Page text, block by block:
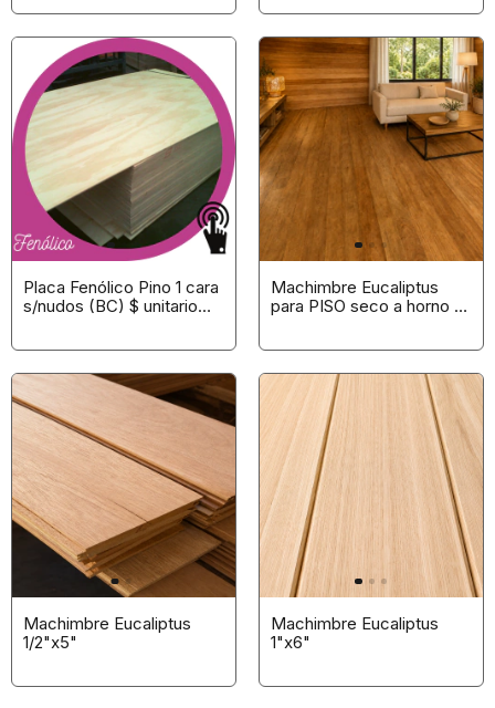
Placa Fenólico Pino 1 cara
s/nudos (BC) $ unitario
Machimbre Eucaliptus
para PISO seco a horno 1°
Machimbre Eucaliptus
1/2"x5"
Machimbre Eucaliptus
1"x6"